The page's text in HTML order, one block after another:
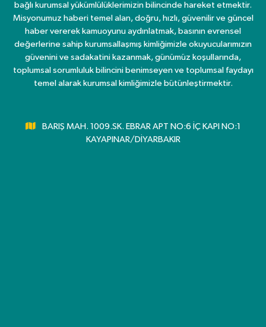
bağlı kurumsal yükümlülüklerimizin bilincinde hareket etmektir.
Misyonumuz haberi temel alan, doğru, hızlı, güvenilir ve güncel
haber vererek kamuoyunu aydınlatmak, basının evrensel
değerlerine sahip kurumsallaşmış kimliğimizle okuyucularımızın
güvenini ve sadakatini kazanmak, günümüz koşullarında,
toplumsal sorumluluk bilincini benimseyen ve toplumsal faydayı
temel alarak kurumsal kimliğimizle bütünleştirmektir.
BARIŞ MAH. 1009.SK. EBRAR APT NO:6 İÇ KAPI NO:1
KAYAPINAR/DİYARBAKIR